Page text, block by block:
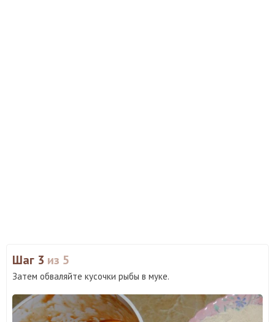
Шаг 3 из 5
Затем обваляйте кусочки рыбы в муке.